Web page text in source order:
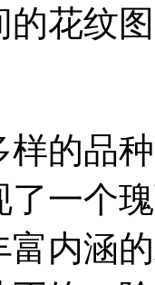
的花纹
品种
一个
富内涵